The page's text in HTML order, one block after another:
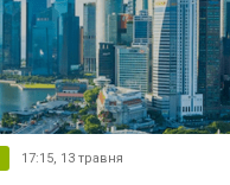
17:15, 13 травня